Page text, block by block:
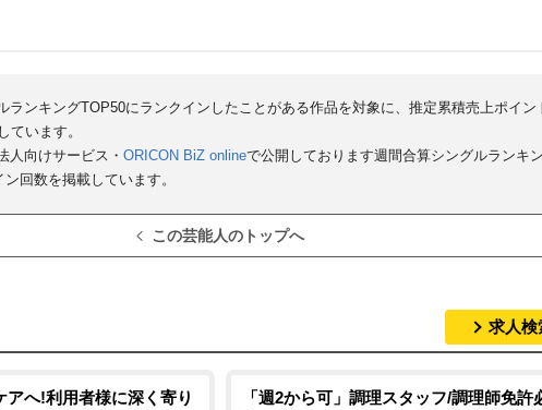
ランキングTOP50にランクインしたことがある作品を対象に、推定累積売上ポイン
ています。
人向けサービス・ ORICON BiZ onlineで公開しております週間合算シングルランキ
回数を掲載しています。
この芸能人のトップへ
求人検
アへ!利用者様に深く寄り
「週2から可」調理スタッフ/調理師免許